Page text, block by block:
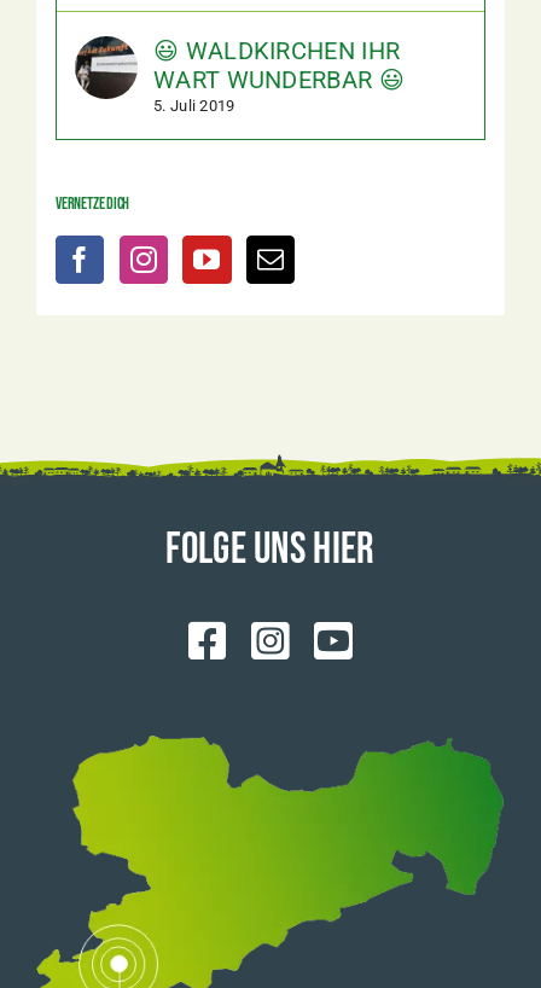
😃 WALDKIRCHEN IHR
WART WUNDERBAR 😃
5. Juli 2019
Vernetze dich
FOLGE UNS HIER